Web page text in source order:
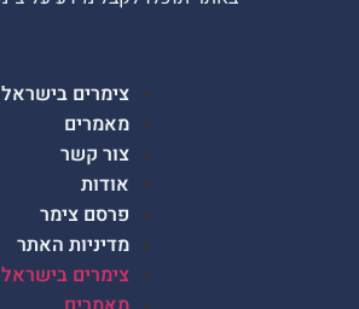
צימרים בישראל
מאמרים
צור קשר
אודות
פרסם צימר
מדיניות האתר
צימרים בישראל